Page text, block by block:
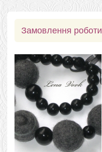
Замовлення роботи